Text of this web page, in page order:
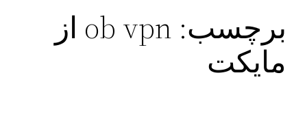
برچسب:
ob vpn از
مایکت